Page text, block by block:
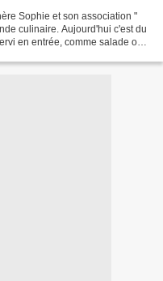
Sophie et son association "
culinaire. Aujourd'hui c'est du
en entrée, comme salade ou